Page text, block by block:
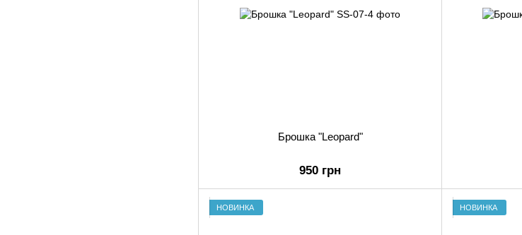
Брошка "Leopard"
950 грн
НОВИНКА НОВИНКА